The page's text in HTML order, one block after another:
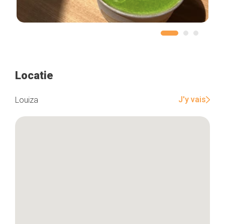
Locatie
Louiza J'y vais